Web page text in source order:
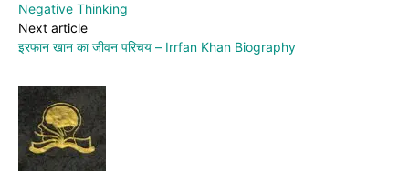
Negative Thinking
Next article
इरफान खान का जीवन परिचय – Irrfan Khan Biography